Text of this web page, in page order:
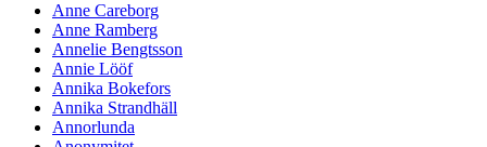
Anne Careborg
Anne Ramberg
Annelie Bengtsson
Annie Lööf
Annika Bokefors
Annika Strandhäll
Annorlunda